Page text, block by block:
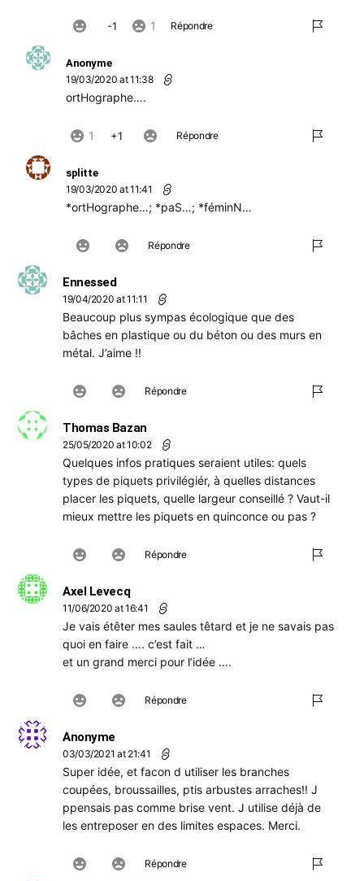
-1 1 Répondre
Anonyme
19/03/2020 at 11:38
ortHographe….
1 1 Répondre
splitte
19/03/2020 at 11:41
*ortHographe…; *paS…; *féminN…
Répondre
Ennessed
19/04/2020 at 11:11
Beaucoup plus sympas écologique que des
bâches en plastique ou du béton ou des murs en
métal. J’aime !!
Répondre
Thomas Bazan
25/05/2020 at 10:02
Quelques infos pratiques seraient utiles: quels
types de piquets privilégiér, à quelles distances
placer les piquets, quelle largeur conseillé ? Vaut-il
mieux mettre les piquets en quinconce ou pas ?
Répondre
Axel Levecq
11/06/2020 at 16:41
Je vais étêter mes saules têtard et je ne savais pas
quoi en faire …. c’est fait …
et un grand merci pour l’idée ….
Répondre
Anonyme
03/03/2021 at 21:41
Super idée, et facon d utiliser les branches
coupées, broussailles, ptis arbustes arraches!! J
ppensais pas comme brise vent. J utilise déjà de
les entreposer en des limites espaces. Merci.
Répondre